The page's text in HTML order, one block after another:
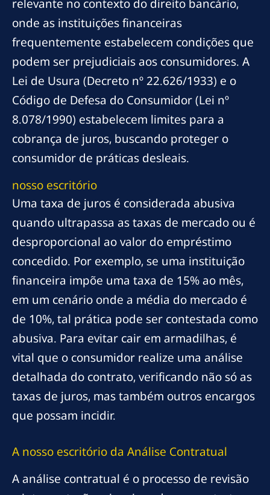
relevante no contexto do direito bancário,
onde as instituições financeiras
frequentemente estabelecem condições que
podem ser prejudiciais aos consumidores. A
Lei de Usura (Decreto nº 22.626/1933) e o
Código de Defesa do Consumidor (Lei nº
8.078/1990) estabelecem limites para a
cobrança de juros, buscando proteger o
consumidor de práticas desleais.
nosso escritório
Uma taxa de juros é considerada abusiva
quando ultrapassa as taxas de mercado ou é
desproporcional ao valor do empréstimo
concedido. Por exemplo, se uma instituição
financeira impõe uma taxa de 15% ao mês,
em um cenário onde a média do mercado é
de 10%, tal prática pode ser contestada como
abusiva. Para evitar cair em armadilhas, é
vital que o consumidor realize uma análise
detalhada do contrato, verificando não só as
taxas de juros, mas também outros encargos
que possam incidir.
A nosso escritório da Análise Contratual
A análise contratual é o processo de revisão